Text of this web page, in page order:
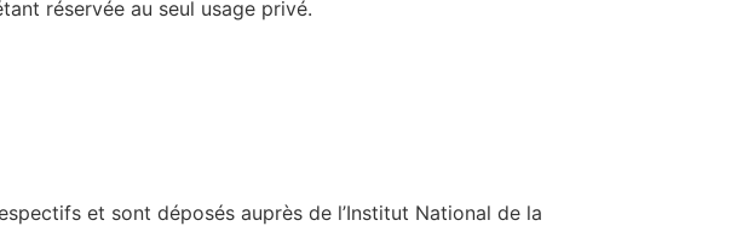
réservée au seul usage privé.
et sont déposés auprès de l’Institut National de la